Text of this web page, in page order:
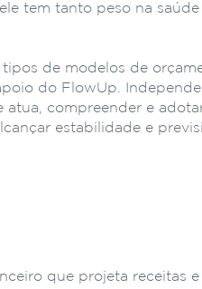
tem tanto peso na
de modelos de
do FlowUp.
compreender e
estabilidade e
que projeta receitas e